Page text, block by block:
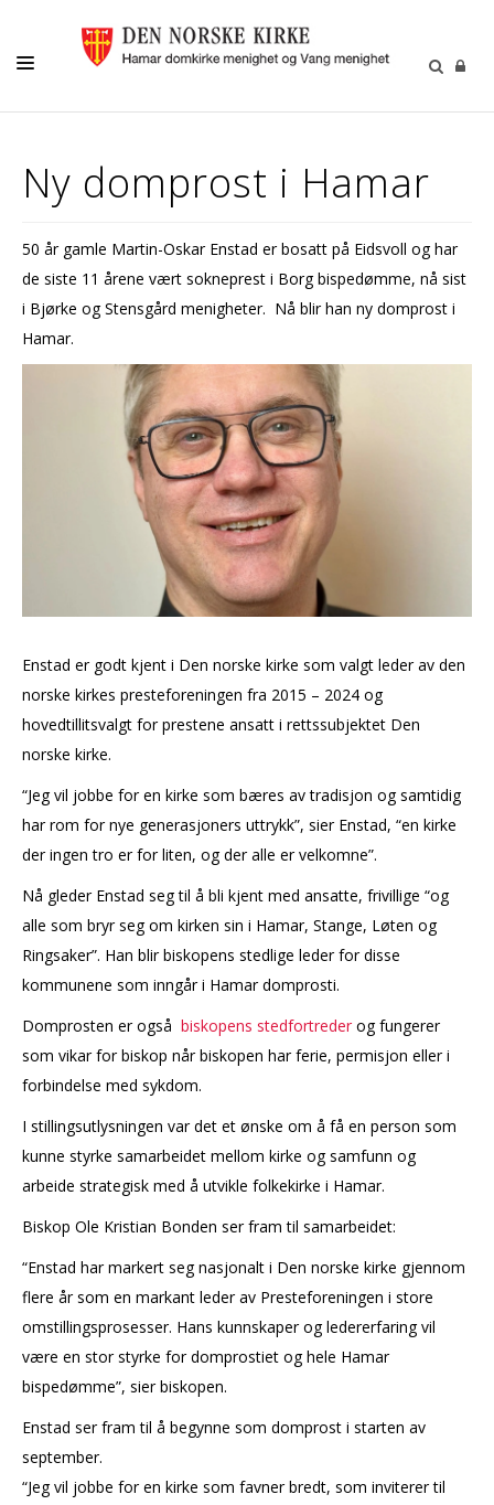
GRAVFERD/GRAVPLASS
KIRKEMUSIKK
BARN OG UNGE
FRIVILLIGHET
Ny domprost i Hamar
50 år gamle Martin-Oskar Enstad er bosatt på Eidsvoll og har
de siste 11 årene vært sokneprest i Borg bispedømme, nå sist
i Bjørke og Stensgård menigheter. Nå blir han ny domprost i
Hamar.
Enstad er godt kjent i Den norske kirke som valgt leder av den
norske kirkes presteforeningen fra 2015 – 2024 og
hovedtillitsvalgt for prestene ansatt i rettssubjektet Den
norske kirke.
“Jeg vil jobbe for en kirke som bæres av tradisjon og samtidig
har rom for nye generasjoners uttrykk”, sier Enstad, “en kirke
der ingen tro er for liten, og der alle er velkomne”.
Nå gleder Enstad seg til å bli kjent med ansatte, frivillige “og
alle som bryr seg om kirken sin i Hamar, Stange, Løten og
Ringsaker”. Han blir biskopens stedlige leder for disse
kommunene som inngår i Hamar domprosti.
Domprosten er også biskopens stedfortreder og fungerer
som vikar for biskop når biskopen har ferie, permisjon eller i
forbindelse med sykdom.
I stillingsutlysningen var det et ønske om å få en person som
kunne styrke samarbeidet mellom kirke og samfunn og
arbeide strategisk med å utvikle folkekirke i Hamar.
Biskop Ole Kristian Bonden ser fram til samarbeidet:
“Enstad har markert seg nasjonalt i Den norske kirke gjennom
flere år som en markant leder av Presteforeningen i store
omstillingsprosesser. Hans kunnskaper og ledererfaring vil
være en stor styrke for domprostiet og hele Hamar
bispedømme”, sier biskopen.
Enstad ser fram til å begynne som domprost i starten av
september.
“Jeg vil jobbe for en kirke som favner bredt, som inviterer til